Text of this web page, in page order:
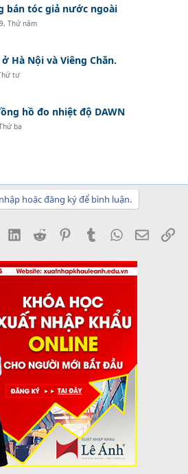
bán tóc giả nước ngoài
Thứ năm
Hà Nội và Viêng Chăn.
tư
hồ đo nhiệt độ DAWN
ba
hoặc đăng ký để bình luận.
LinkedInReddit PinterestTumblrWhatsApp
Email